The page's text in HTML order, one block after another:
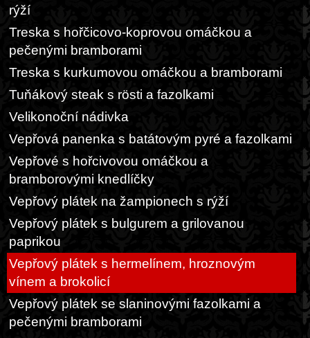
rýží
Treska s hořčicovo-koprovou omáčkou a
pečenými bramborami
Treska s kurkumovou omáčkou a bramborami
Tuňákový steak s rösti a fazolkami
Velikonoční nádivka
Vepřová panenka s batátovým pyré a fazolkami
Vepřové s hořcivovou omáčkou a
bramborovými knedlíčky
Vepřový plátek na žampionech s rýží
Vepřový plátek s bulgurem a grilovanou
paprikou
Vepřový plátek s hermelínem, hroznovým
vínem a brokolicí
Vepřový plátek se slaninovými fazolkami a
pečenými bramborami